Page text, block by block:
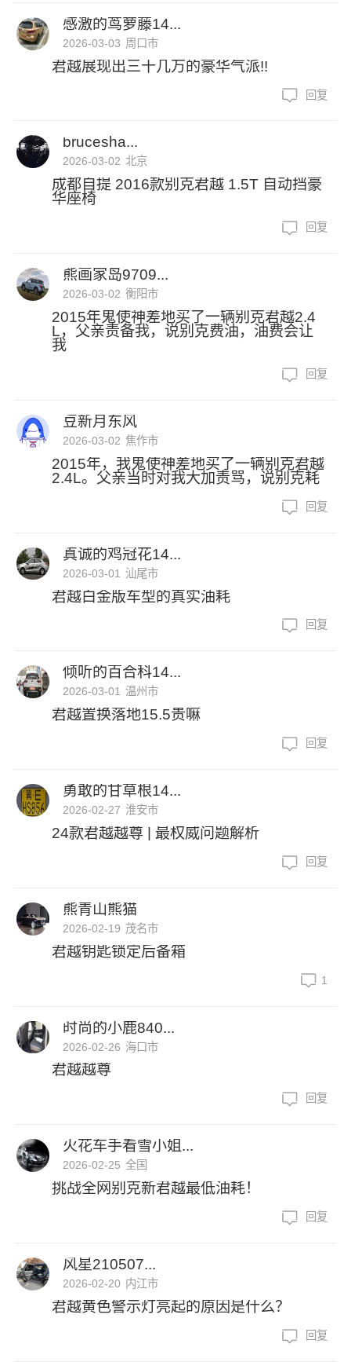
感激的茑萝藤14...
2026-03-03 周口市
君越展现出三十几万的豪华气派!!
回复
brucesha...
2026-03-02 北京
成都自提 2016款别克君越 1.5T 自动挡豪
华座椅
回复
熊画家岛9709...
2026-03-02 衡阳市
2015年鬼使神差地买了一辆别克君越2.4
L，父亲责备我，说别克费油，油费会让
我
回复
豆新月东风
2026-03-02 焦作市
2015年，我鬼使神差地买了一辆别克君越
2.4L。父亲当时对我大加责骂，说别克耗
回复
真诚的鸡冠花14...
2026-03-01 汕尾市
君越白金版车型的真实油耗
回复
倾听的百合科14...
2026-03-01 温州市
君越置换落地15.5贵嘛
回复
勇敢的甘草根14...
2026-02-27 淮安市
24款君越越尊 | 最权威问题解析
回复
熊青山熊猫
2026-02-19 茂名市
君越钥匙锁定后备箱
1
时尚的小鹿840...
2026-02-26 海口市
君越越尊
回复
火花车手看雪小姐...
2026-02-25 全国
挑战全网别克新君越最低油耗！
回复
风星210507...
2026-02-20 内江市
君越黄色警示灯亮起的原因是什么？
回复